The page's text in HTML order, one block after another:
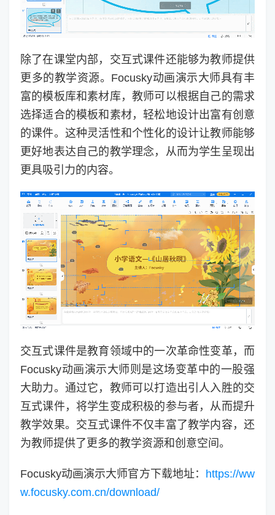
除了在课堂内部，交互式课件还能够为教师提供
更多的教学资源。Focusky动画演示大师具有丰
富的模板库和素材库，教师可以根据自己的需求
选择适合的模板和素材，轻松地设计出富有创意
的课件。这种灵活性和个性化的设计让教师能够
更好地表达自己的教学理念，从而为学生呈现出
更具吸引力的内容。
交互式课件是教育领域中的一次革命性变革，而
Focusky动画演示大师则是这场变革中的一股强
大助力。通过它，教师可以打造出引人入胜的交
互式课件，将学生变成积极的参与者，从而提升
教学效果。交互式课件不仅丰富了教学内容，还
为教师提供了更多的教学资源和创意空间。
Focusky动画演示大师官方下载地址： https://ww
w.focusky.com.cn/download/